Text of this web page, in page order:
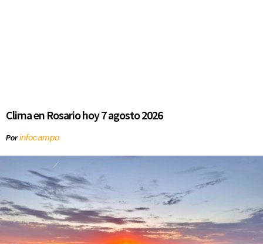
Clima en Rosario hoy 7 agosto 2026
Porinfocampo